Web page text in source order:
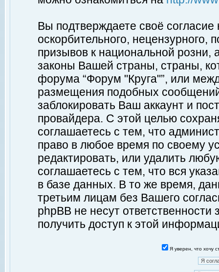
Вы подтверждаете своё
оскорбительного, нецензурного,
призывов к национальной
законы Вашей страны, страны,
форума “Форум "Круга"”, или
размещения подобных
заблокировать Ваш аккаунт и
провайдера. С этой целью
соглашаетесь с тем, что
право в любое время по своему
редактировать, или удалить
соглашаетесь с тем, что вся
в базе данных. В то же время,
третьим лицам без Вашего
phpBB не несут ответственности
получить доступ к этой
Я уверен, что хочу